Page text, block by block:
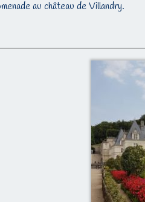
au château de Villandry.